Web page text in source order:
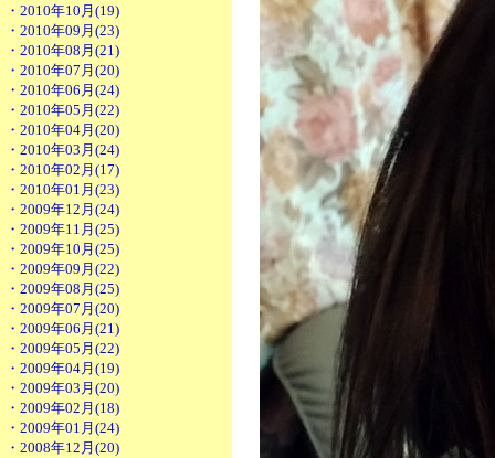
・2010年10月(19)
・2010年09月(23)
・2010年08月(21)
・2010年07月(20)
・2010年06月(24)
・2010年05月(22)
・2010年04月(20)
・2010年03月(24)
・2010年02月(17)
・2010年01月(23)
・2009年12月(24)
・2009年11月(25)
・2009年10月(25)
・2009年09月(22)
・2009年08月(25)
・2009年07月(20)
・2009年06月(21)
・2009年05月(22)
・2009年04月(19)
・2009年03月(20)
・2009年02月(18)
・2009年01月(24)
・2008年12月(20)